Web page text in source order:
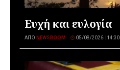
Ευχή και ευλογία
ΑΠΌ NEWSROOM 05/08/2026 | 14:30